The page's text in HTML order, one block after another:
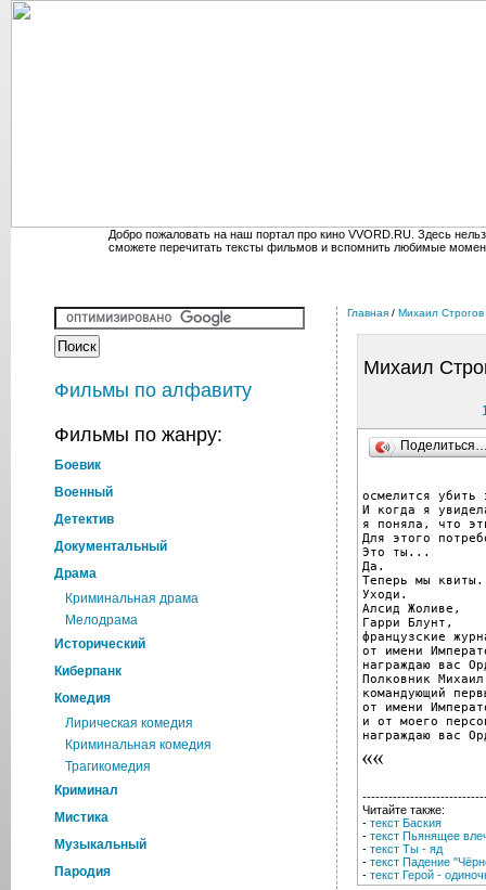
Добро пожаловать на наш портал про кино VVORD.RU. Здесь
сможете перечитать тексты фильмов и вспомнить любимые
Фильмы по алфавиту
Фильмы по жанру:
Боевик
Военный
Детектив
Документальный
Драма
Криминальная драма
Мелодрама
Исторический
Киберпанк
Комедия
Лирическая комедия
Криминальная комедия
Трагикомедия
Криминал
Мистика
Музыкальный
Пародия
Главная / Михаил Строгов
Михаил
осмелится убить
И когда я
я поняла, что
Для этого
Это ты...
Да.
Теперь мы квиты.
Уходи.
Алсид Жоливе,
Гарри Блунт,
французские
от имени
награждаю вас
Полковник
командующий
от имени
и от моего
награждаю вас
Читайте также:
- текст Баския
- текст Пьянящее
- текст Ты - яд
- текст Падение
- текст Герой -